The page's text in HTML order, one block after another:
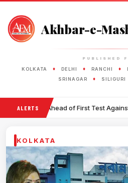
Akhbar-e-
PUBLISHED
KOLKATA ♦ DELHI ♦ RANCHI ♦
SRINAGAR ♦ SILIGURI
ALERTS
First Test Against Pakistan • Iran
KOLKATA